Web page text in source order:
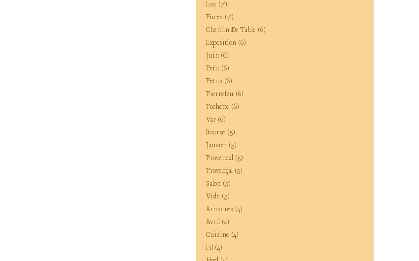
Lou (7)
Puces (7)
Chemin De Table (6)
Exposition (6)
Juin (6)
Petit (6)
Petits (6)
Pierrefeu (6)
Pochette (6)
Var (6)
Bourse (5)
Janvier (5)
Provencal (5)
Provençal (5)
Salon (5)
Vide (5)
Armoires (4)
Avril (4)
Cuisine (4)
Fil (4)